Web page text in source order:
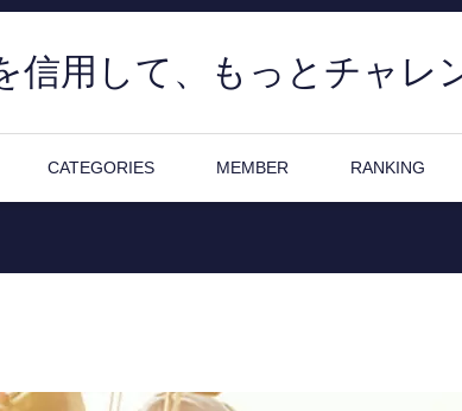
信用して、もっとチャレ
CATEGORIES MEMBER RANKING